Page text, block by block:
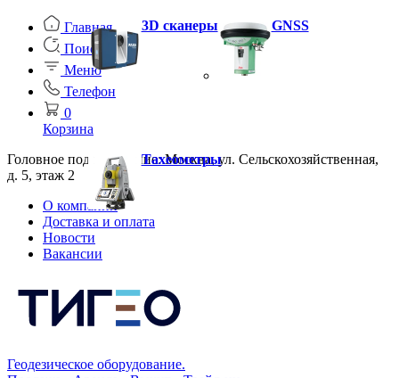
Главная
Поиск
Меню
Телефон
0
Корзина
Головное подразделение: Москва, ул. Сельскохозяйственная,
д. 5, этаж 2
О компании
Доставка и оплата
Новости
Вакансии
Геодезическое оборудование.
3D сканеры GNSS
Тахеометры